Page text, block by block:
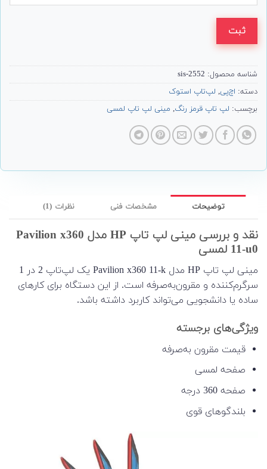
ثبت
شناسه محصول: 2552-sis
دسته: اچ‌پی, لپ‌تاپ استوک
برچسب: لپ تاپ قرمز رنگ, مینی لپ تاپ لمسی
توضیحات مشخصات فنی نظرات (1)
نقد و بررسی مینی لپ تاپ HP مدل Pavilion x360
11-u0 لمسی
مینی لپ تاپ HP مدل Pavilion x360 11-k یک لپ‌تاپ 2 در 1
سرگرم‌کننده و مقرون‌به‌صرفه است. از این دستگاه برای کارهای
ساده یا دانشجویی می‌تواند کاربرد داشته باشد.
ویژگی‌های برجسته
قیمت مقرون به‌صرفه
صفحه لمسی
صفحه 360 درجه
بلندگوهای قوی